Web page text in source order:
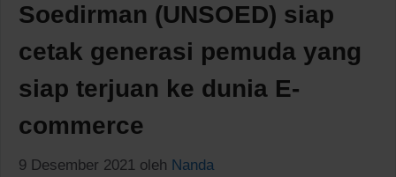
Soedirman (UNSOED) siap
cetak generasi pemuda yang
siap terjuan ke dunia E-
commerce
9 Desember 2021 oleh Nanda